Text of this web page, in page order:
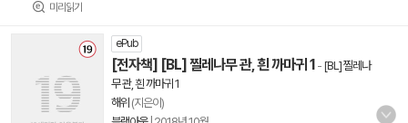
미리읽기
ePub
[전자책] [BL] 찔레나무 관, 흰 까마귀 1 - [BL] 찔레나
무 관, 흰 까마귀 1
해위 (지은이)